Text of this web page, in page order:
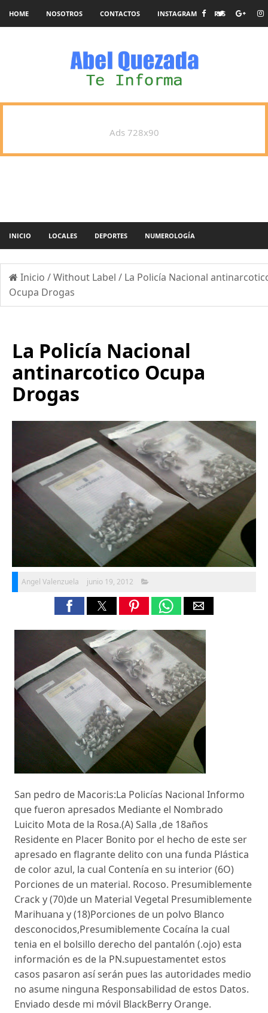
HOME NOSOTROS CONTACTOS INSTAGRAM RSS
Ads 728x90
INICIO LOCALES DEPORTES NUMEROLOGÍA
Inicio /Without Label / La Policía Nacional
Ocupa Drogas
La Policía Nacional
antinarcotico Ocupa
Drogas
Angel Valenzuela junio 19, 2012
San pedro de Macoris:La Policías Nacional Informo
que fueron apresados Mediante el Nombrado
Luicito Mota de la Rosa.(A) Salla ,de 18años
Residente en Placer Bonito por el hecho de este ser
apresado en flagrante delito con una funda Plástica
de color azul, la cual Contenía en su interior (6O)
Porciones de un material. Rocoso. Presumiblemente
Crack y (70)de un Material Vegetal Presumiblemente
Marihuana y (18)Porciones de un polvo Blanco
desconocidos,Presumiblemente Cocaína la cual
tenia en el bolsillo derecho del pantalón (.ojo) esta
información es de la PN.supuestamentet estos
casos pasaron así serán pues las autoridades medio
no asume ninguna Responsabilidad de estos Datos.
Enviado desde mi móvil BlackBerry Orange.